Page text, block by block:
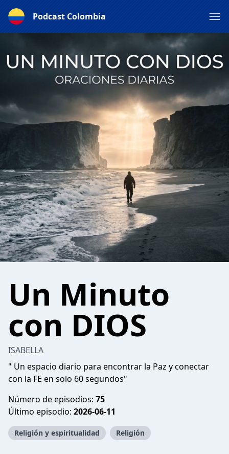
Podcast Colombia
Un Minuto
con DIOS
ISABELLA
" Un espacio diario para encontrar la Paz y conectar
con la FE en solo 60 segundos"
Número de episodios: 75
Último episodio: 2026-06-11
Religión y espiritualidad Religión